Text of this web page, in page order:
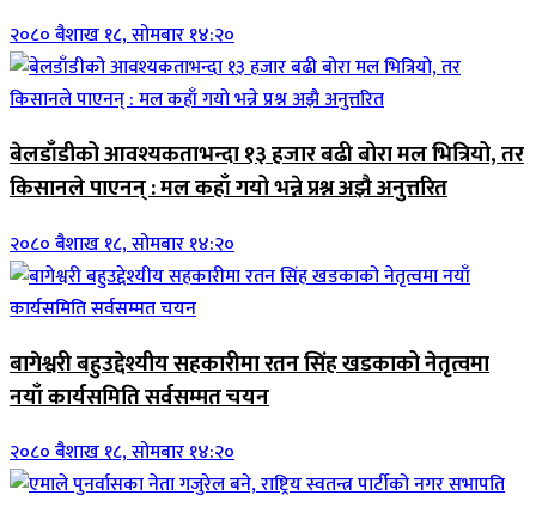
२०८० बैशाख १८, सोमबार १४:२०
बेलडाँडीको आवश्यकताभन्दा १३ हजार बढी बोरा मल भित्रियो, तर
किसानले पाएनन् : मल कहाँ गयो भन्ने प्रश्न अझै अनुत्तरित
२०८० बैशाख १८, सोमबार १४:२०
बागेश्वरी बहुउद्देश्यीय सहकारीमा रतन सिंह खडकाको नेतृत्वमा
नयाँ कार्यसमिति सर्वसम्मत चयन
२०८० बैशाख १८, सोमबार १४:२०